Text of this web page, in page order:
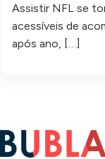
Assistir NFL se
acessíveis de
após ano, […]